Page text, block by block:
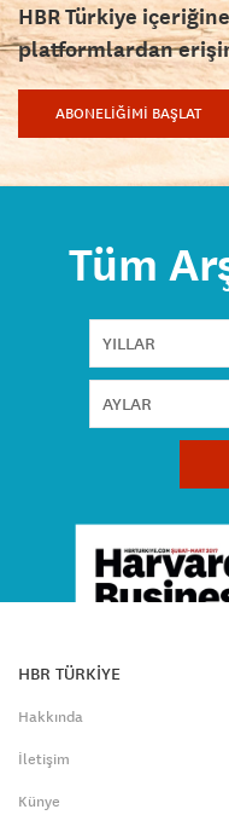
HBR Türkiye
platformlardan
ABONELİĞİMİ BAŞLAT
Tüm
HBR TÜRKİYE
Hakkında
İletişim
Künye